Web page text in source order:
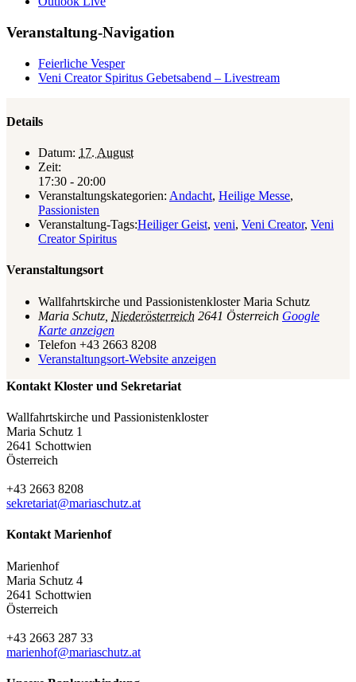
Veranstaltung-Navigation
Feierliche Vesper
Veni Creator Spiritus Gebetsabend – Livestream
Details
Datum: 17. August
Zeit:
17:30 - 20:00
Veranstaltungskategorien: Andacht, Heilige Messe,
Passionisten
Veranstaltung-Tags:Heiliger Geist, veni, Veni Creator, Veni
Creator Spiritus
Veranstaltungsort
Wallfahrtskirche und Passionistenkloster Maria Schutz
Maria Schutz Niederösterreich 2641 Österreich Google
Karte anzeigen
Telefon +43 2663 8208
Veranstaltungsort-Website anzeigen
Kontakt Kloster und Sekretariat
Wallfahrtskirche und Passionistenkloster
Maria Schutz 1
2641 Schottwien
Österreich
+43 2663 8208
sekretariat@mariaschutz.at
Kontakt Marienhof
Marienhof
Maria Schutz 4
2641 Schottwien
Österreich
+43 2663 287 33
marienhof@mariaschutz.at